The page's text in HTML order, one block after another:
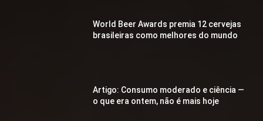
World Beer Awards premia 12 cervejas
brasileiras como melhores do mundo
Artigo: Consumo moderado e ciência —
o que era ontem, não é mais hoje